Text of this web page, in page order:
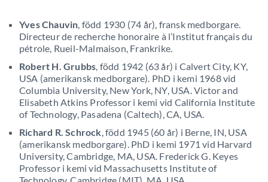
Yves Chauvin, född 1930 (74 år), fransk medborgare.
Directeur de recherche honoraire à l’Institut français du
pétrole, Rueil-Malmaison, Frankrike.
Robert H. Grubbs, född 1942 (63 år) i Calvert City, KY,
USA (amerikansk medborgare). PhD i kemi 1968 vid
Columbia University, New York, NY, USA. Victor and
Elisabeth Atkins Professor i kemi vid California Institute
of Technology, Pasadena (Caltech), CA, USA.
Richard R. Schrock, född 1945 (60 år) i Berne, IN, USA
(amerikansk medborgare). PhD i kemi 1971 vid Harvard
University, Cambridge, MA, USA. Frederick G. Keyes
Professor i kemi vid Massachusetts Institute of